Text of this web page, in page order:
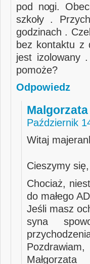
pod nogi.
szkoły .
godzinach .
bez kontaktu z
jest izolowany
pomoże?
Odpowiedz
Malgorzata
Październik
Witaj
Cieszymy
Chociaż,
do małego
Jeśli masz
syna
Pozdrawiam,
Małgorzata